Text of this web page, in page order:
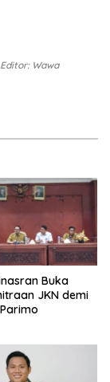
Editor: Wawa
Buka
JKN demi